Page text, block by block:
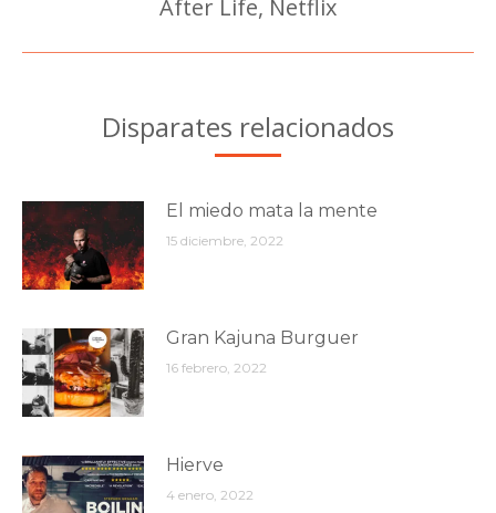
Publicación
After Life, Netflix
Disparates relacionados
El miedo mata la mente
15 diciembre, 2022
Gran Kajuna Burguer
16 febrero, 2022
Hierve
4 enero, 2022